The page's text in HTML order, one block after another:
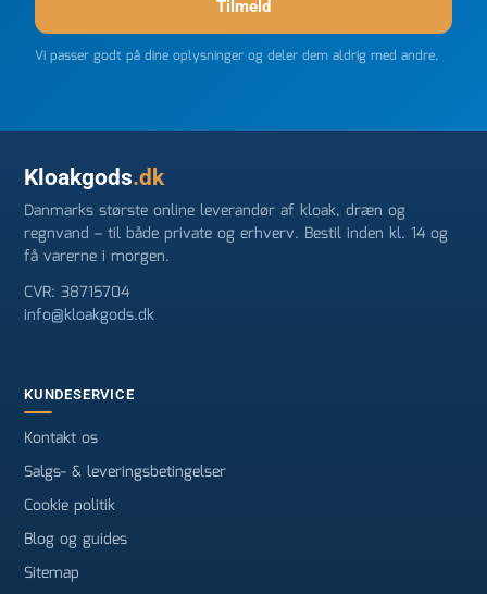
Tilmeld
Vi passer godt på dine oplysninger og deler dem aldrig med andre.
Kloakgods.dk
Danmarks største online leverandør af kloak, dræn og
regnvand – til både private og erhverv. Bestil inden kl. 14 og
få varerne i morgen.
CVR: 38715704
info@kloakgods.dk
KUNDESERVICE
Kontakt os
Salgs- & leveringsbetingelser
Cookie politik
Blog og guides
Sitemap